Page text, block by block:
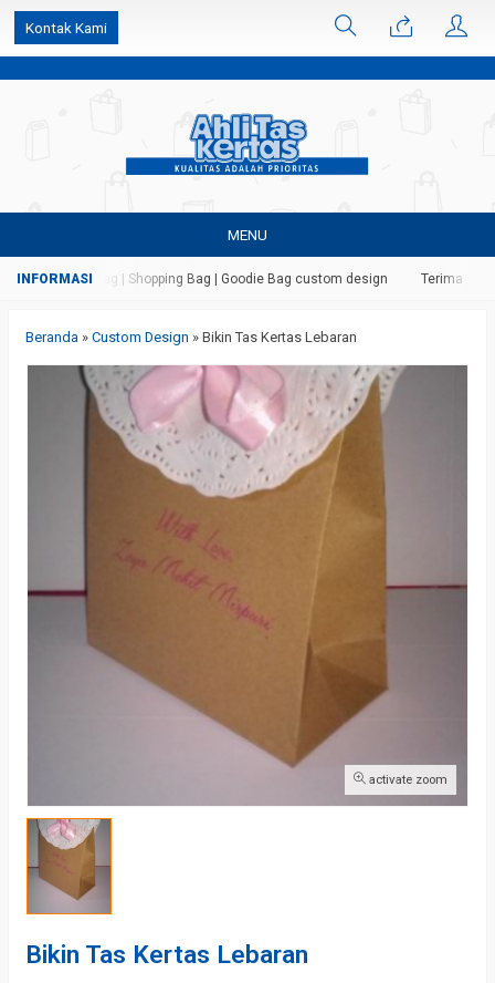
k6Ghe9jF9rmtx91MrSV7BIpW27id0SMW1kLEoe8rM2U
Kontak Kami
MENU
| Paper Bag | Shopping Bag | Goodie Bag custom design Terima jasa
Beranda » Custom Design » Bikin Tas Kertas Lebaran
activate zoom
Bikin Tas Kertas Lebaran